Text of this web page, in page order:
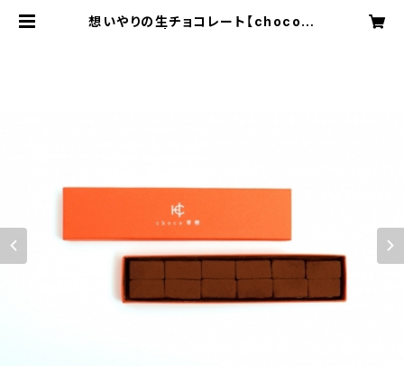
想いやりの生チョコレート【choco零